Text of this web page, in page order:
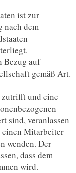
ist zur
dem
Bezug auf
gemäß Art.
zutrifft und eine
sind, veranlassen
einen Mitarbeiter
wenden. Der
dass dem
wird.